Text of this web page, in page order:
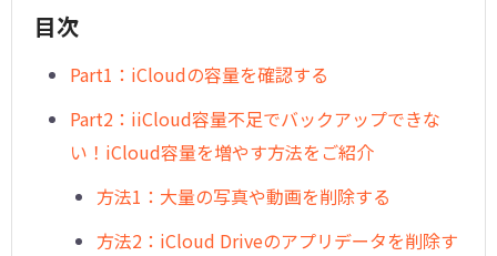
目次
Part1：iCloudの容量を確認する
Part2：iiCloud容量不足でバックアップできな
い！iCloud容量を増やす方法をご紹介
方法1：大量の写真や動画を削除する
方法2：iCloud Driveのアプリデータを削除す